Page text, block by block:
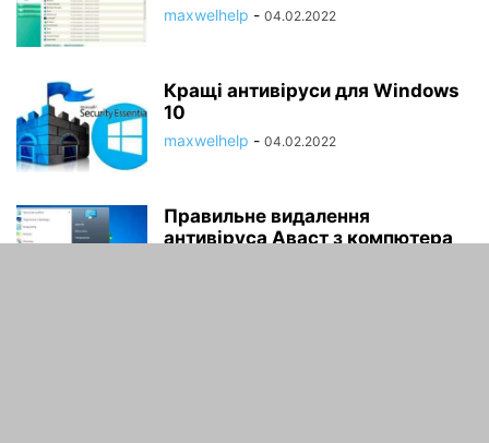
maxwelhelp - 04.02.2022
Кращі антивіруси для Windows
10
maxwelhelp - 04.02.2022
Правильне видалення
антивіруса Аваст з компютера